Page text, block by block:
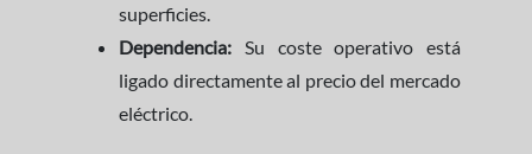
superficies.
Dependencia: Su coste operativo está
ligado directamente al precio del mercado
eléctrico.